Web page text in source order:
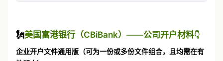
🗽美国富港银行（CBiBank）——公司开户材料👇
企业开户文件通用版（可为一份或多份文件组合，且均需在有